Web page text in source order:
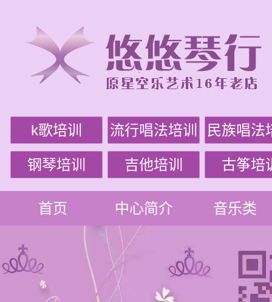
k歌培训 流行唱法培训 民族唱法
钢琴培训 吉他培训 古筝培
首页 中心简介 音乐类